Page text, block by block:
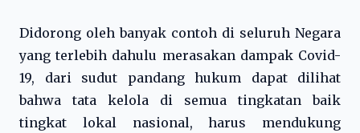
Didorong oleh banyak contoh di seluruh Negara
yang terlebih dahulu merasakan dampak Covid-
19, dari sudut pandang hukum dapat dilihat
bahwa tata kelola di semua tingkatan baik
tingkat lokal nasional, harus mendukung